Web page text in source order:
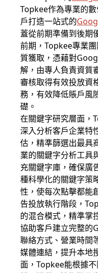
Topkee作為專業的
戶打造一站式的
蓋從前期準備到後期
前期，Topkee專業
質獲取，憑藉對
解，由專人負責資質
審核取得有效投放資
務，有效降低賬戶風
礎。
在關鍵字研究層面，
深入分析客戶企業特
估，精準篩選出最具
業的關鍵字分析工具
充關鍵字庫，確保廣
種科學化的關鍵字策
性，使每次點擊都能
告投放執行階段，
的混合模式，精準掌
協助客戶建立完整的
聯絡方式、營業時間
媒體連結，提升本地
面，Topkee能根據